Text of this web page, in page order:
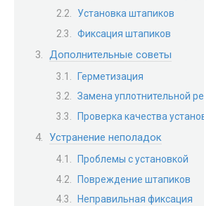
Установка штапиков
Фиксация штапиков
Дополнительные советы
Герметизация
Замена уплотнительной
Проверка качества
Устранение неполадок
Проблемы с установкой
Повреждение штапиков
Неправильная фиксация